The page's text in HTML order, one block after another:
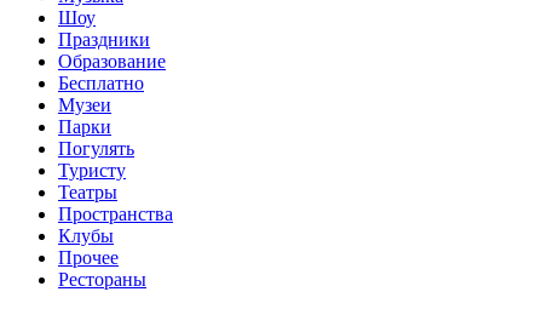
Шоу
Праздники
Образование
Бесплатно
Музеи
Парки
Погулять
Туристу
Театры
Пространства
Клубы
Прочее
Рестораны